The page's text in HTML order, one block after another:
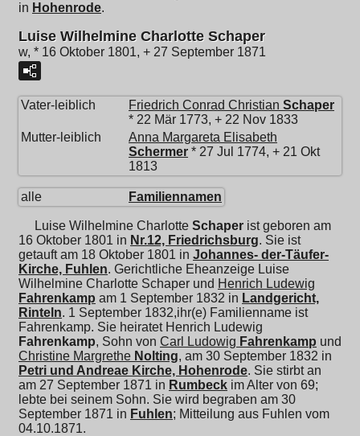
in Hohenrode.
Luise Wilhelmine Charlotte Schaper
w, * 16 Oktober 1801, + 27 September 1871
Vater-leiblich Friedrich Conrad Christian Schaper
* 22 Mär 1773, + 22 Nov 1833
Mutter-leiblich
Anna Margareta Elisabeth
Schermer * 27 Jul 1774, + 21 Okt
1813
alle Familiennamen
Luise Wilhelmine Charlotte Schaper ist geboren am
16 Oktober 1801 in Nr.12, Friedrichsburg. Sie ist
getauft am 18 Oktober 1801 in Johannes- der-Täufer-
Kirche, Fuhlen. Gerichtliche Eheanzeige Luise
Wilhelmine Charlotte Schaper und Henrich Ludewig
Fahrenkamp am 1 September 1832 in Landgericht,
Rinteln. 1 September 1832,ihr(e) Familienname ist
Fahrenkamp. Sie heiratet Henrich Ludewig
Fahrenkamp, Sohn von Carl Ludowig Fahrenkamp und
Christine Margrethe Nolting, am 30 September 1832 in
Petri und Andreae Kirche, Hohenrode. Sie stirbt an
am 27 September 1871 in Rumbeck im Alter von 69;
lebte bei seinem Sohn. Sie wird begraben am 30
September 1871 in Fuhlen; Mitteilung aus Fuhlen vom
04.10.1871.